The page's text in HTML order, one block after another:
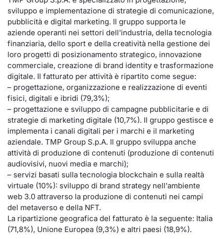
sviluppo e implementazione di strategie di comunicazione,
pubblicità e digital marketing. Il gruppo supporta le
aziende operanti nei settori dell'industria, della tecnologia
finanziaria, dello sport e della creatività nella gestione dei
loro progetti di posizionamento strategico, innovazione
commerciale, creazione di brand identity e trasformazione
digitale. Il fatturato per attività è ripartito come segue:
– progettazione, organizzazione e realizzazione di eventi
fisici, digitali e ibridi (79,3%);
– progettazione e sviluppo di campagne pubblicitarie e di
strategie di marketing digitale (10,7%). Il gruppo gestisce e
implementa i canali digitali per i marchi e il marketing
aziendale. TMP Group S.p.A. Il gruppo sviluppa anche
attività di produzione di contenuti (produzione di contenuti
audiovisivi, nuovi media e marchi);
– servizi basati sulla tecnologia blockchain e sulla realtà
virtuale (10%): sviluppo di brand strategy nell'ambiente
web 3.0 attraverso la produzione di contenuti nei campi
del metaverso e della NFT.
La ripartizione geografica del fatturato è la seguente: Italia
(71,8%), Unione Europea (9,3%) e altri paesi (18,9%).
Documenti
Listed Brands
Calendario Conferenze
IPO e Matricole
Cambi
MiFID 2
Per
BTP
BONO
OAT
BUND
BTP
KID/
Listing
Milan
BTP
Market
RFQ
Spread
Notizie
Notizie e Formazione
Chi siamo
Servizi
Dati di
Analisi
Mifid 2